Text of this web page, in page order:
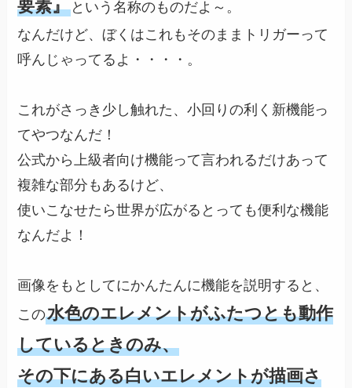
要素』 という名称のものだよ～。
なんだけど、ぼくはこれもそのままトリガーって
呼んじゃってるよ・・・・。
これがさっき少し触れた、小回りの利く新機能っ
てやつなんだ！
公式から上級者向け機能って言われるだけあって
複雑な部分もあるけど、
使いこなせたら世界が広がるとっても便利な機能
なんだよ！
画像をもとしてにかんたんに機能を説明すると、
この水色のエレメントがふたつとも動作
しているときのみ、
その下にある白いエレメントが描画さ